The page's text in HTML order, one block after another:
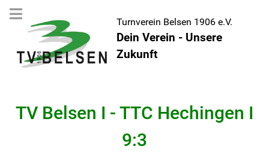
Turnverein Belsen 1906 e.V.
Dein Verein - Unsere
Zukunft
TV Belsen I - TTC Hechingen I
9:3